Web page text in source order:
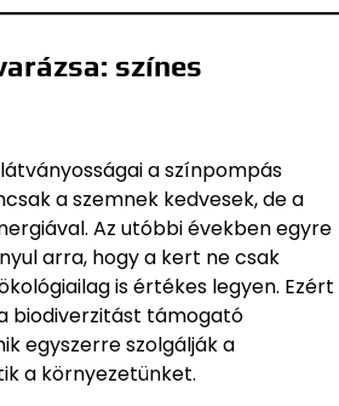
színes
a színpompás
a szemnek kedvesek, de a
Az utóbbi években egyre
arra, hogy a kert ne csak
is értékes legyen. Ezért
biodiverzitást támogató
egyszerre szolgálják a
a környezetünket.